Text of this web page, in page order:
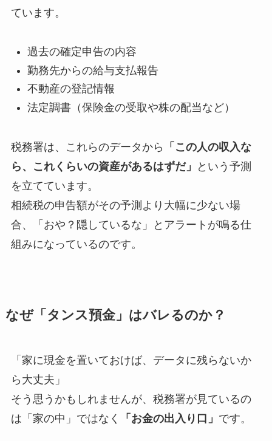
ています。
過去の確定申告の内容
勤務先からの給与支払報告
不動産の登記情報
法定調書（保険金の受取や株の配当など）
税務署は、これらのデータから
「この人の収入な
ら、これくらいの資産があるはずだ」
という予測
を立てています。
相続税の申告額がその予測より大幅に少ない場
合、「おや？隠しているな」とアラートが鳴る仕
組みになっているのです。
なぜ「タンス預金」はバレるのか？
「家に現金を置いておけば、データに残らないか
ら大丈夫」
そう思うかもしれませんが、税務署が見ているの
は「家の中」ではなく
「お金の出入り口」 です。